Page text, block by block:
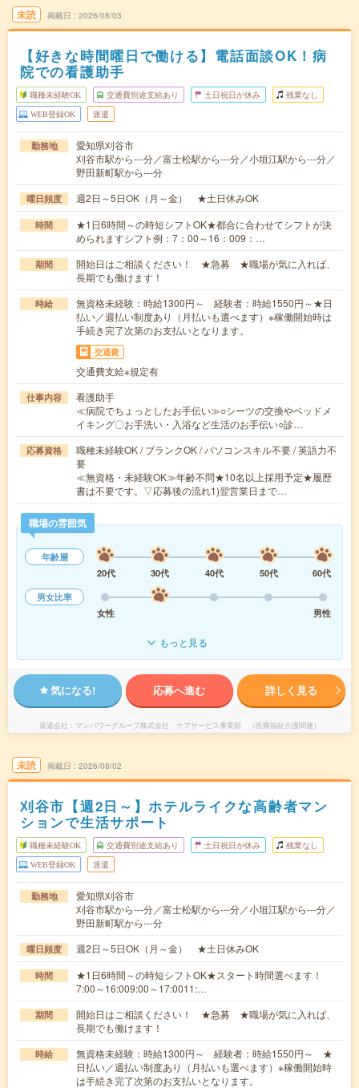
未読 掲載日 2026/08/03
【好きな時間曜日で働ける】電話面談OK！病
院での看護助手
職種未経験OK 交通費別途支給あり 土日祝日が休み 残業なし
WEB登録OK 派遣
勤務地
愛知県刈谷市
刈谷市駅から---分／富士松駅から---分／小垣江駅から---分／
野田新町駅から---分
曜日頻度 週2日～5日OK（月～金） ★土日休みOK
時間
★1日6時間～の時短シフトOK★都合に合わせてシフトが決
められますシフト例：7：00～16：009：…
期間
開始日はご相談ください！ ★急募 ★職場が気に入れば、
長期でも働けます！
時給
無資格未経験：時給1300円～ 経験者：時給1550円～★日
払い／週払い制度あり（月払いも選べます）※稼働開始時は
手続き完了次第のお支払いとなります。
交通費
交通費支給※規定有
仕事内容
看護助手
≪病院でちょっとしたお手伝い≫○シーツの交換やベッドメ
イキング〇お手洗い・入浴など生活のお手伝い○診…
応募資格
職種未経験OK / ブランクOK / パソコンスキル不要 / 英語力不
要
≪無資格・未経験OK≫年齢不問★10名以上採用予定★履歴
書は不要です。▽応募後の流れ1)翌営業日まで…
職場の雰囲気
年齢層
20代
30代 40代 50代
60代
男女比率
女性
男性
もっと見る
気になる! 応募へ進む 詳しく見る
派遣会社 マンパワーグループ株式会社 ケアサービス事業部 （医療福祉介護関連）
未読 掲載日 2026/08/02
刈谷市【週2日～】ホテルライクな高齢者マン
ションで生活サポート
職種未経験OK 交通費別途支給あり 土日祝日が休み 残業なし
WEB登録OK 派遣
勤務地
愛知県刈谷市
刈谷市駅から---分／富士松駅から---分／小垣江駅から---分／
野田新町駅から---分
曜日頻度 週2日～5日OK（月～金） ★土日休みOK
時間
★1日6時間～の時短シフトOK★スタート時間選べます！
7:00～16:009:00～17:0011:…
期間
開始日はご相談ください！ ★急募 ★職場が気に入れば、
長期でも働けます！
時給
無資格未経験：時給1300円～ 経験者：時給1550円～ ★
日払い／週払い制度あり（月払いも選べます）※稼働開始時
は手続き完了次第のお支払いとなります。